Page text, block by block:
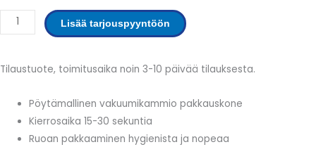
Vakuumikammio
määrä
Lisää tarjouspyyntöön
Tilaustuote, toimitusaika noin 3-10 päivää tilauksesta.
Pöytämallinen vakuumikammio pakkauskone
Kierrosaika 15-30 sekuntia
Ruoan pakkaaminen hygienista ja nopeaa